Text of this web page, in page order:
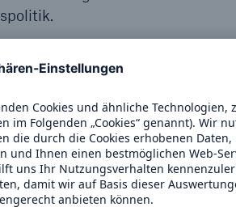
der Mitwirkungspolitik
2 und 3 AktG.
und